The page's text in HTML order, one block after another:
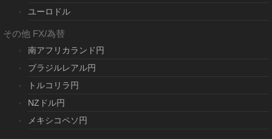
ユーロドル
その他 FX/為替
南アフリカランド円
ブラジルレアル円
トルコリラ円
NZドル円
メキシコペソ円